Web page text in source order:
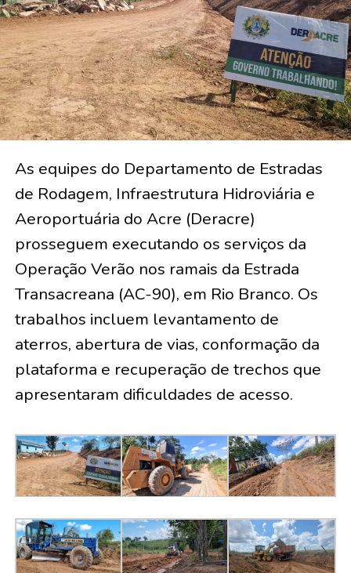
As equipes do Departamento de Estradas
de Rodagem, Infraestrutura Hidroviária e
Aeroportuária do Acre (Deracre)
prosseguem executando os serviços da
Operação Verão nos ramais da Estrada
Transacreana (AC-90), em Rio Branco. Os
trabalhos incluem levantamento de
aterros, abertura de vias, conformação da
plataforma e recuperação de trechos que
apresentaram dificuldades de acesso.